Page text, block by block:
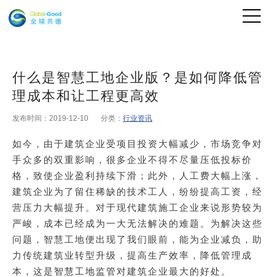
什么是智慧工地企业版？是如何降低管
理成本和让工程更高效
发布时间：2019-12-10 分类： 行业资讯
如今，由于建筑企业受项目投资大幅减少，市场竞争对
手众多的双重影响，很多企业不得不尽量压低投标价
格，致使企业盈利持续下滑；此外，人工费大幅上涨，
建筑企业为了留住稀缺的技术工人，纷纷提高工资，经
营压力大幅提升。对于现代建筑施工企业来说形势较为
严峻，成本已经成为一大无法解决的难题。为解决这些
问题，智慧工地便出现了我们眼前，能为企业减负，助
力传统建筑业转型升级，提高生产效率，降低管理成
本，这是 智慧工地监管 对建筑企业最大的好处。